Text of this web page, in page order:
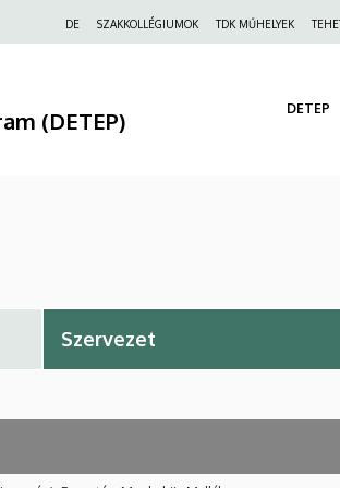
Felső
DE SZAKKOLLÉGIUMOK TDK MŰHELYEK
(DETEP) DETEP